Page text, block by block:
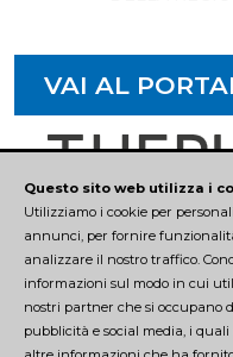
VAI AL
CONTATTI
tecnopolopr@unipr.it
Questo sito web utilizza i
Utilizziamo i cookie per
annunci, per fornire
analizzare il nostro traffico.
informazioni sul modo in cui
nostri partner che si occupano
pubblicità e social media, i